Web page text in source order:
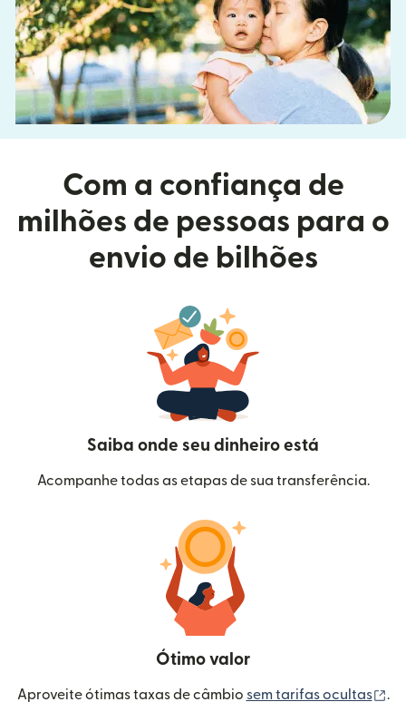
Com a confiança de
milhões de pessoas para o
envio de bilhões
Saiba onde seu dinheiro está
Acompanhe todas as etapas de sua transferência.
Ótimo valor
Aproveite ótimas taxas de câmbio sem tarifas ocultas .